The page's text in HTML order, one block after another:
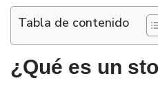
Tabla de contenido
¿Qué es un